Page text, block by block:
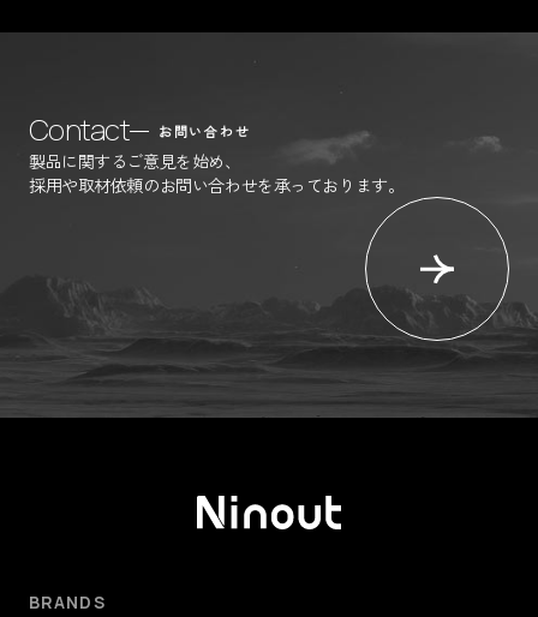
Contact お問い合わせ
製品に関するご意見を始め、
採用や取材依頼のお問い合わせを承っております。
BRANDS